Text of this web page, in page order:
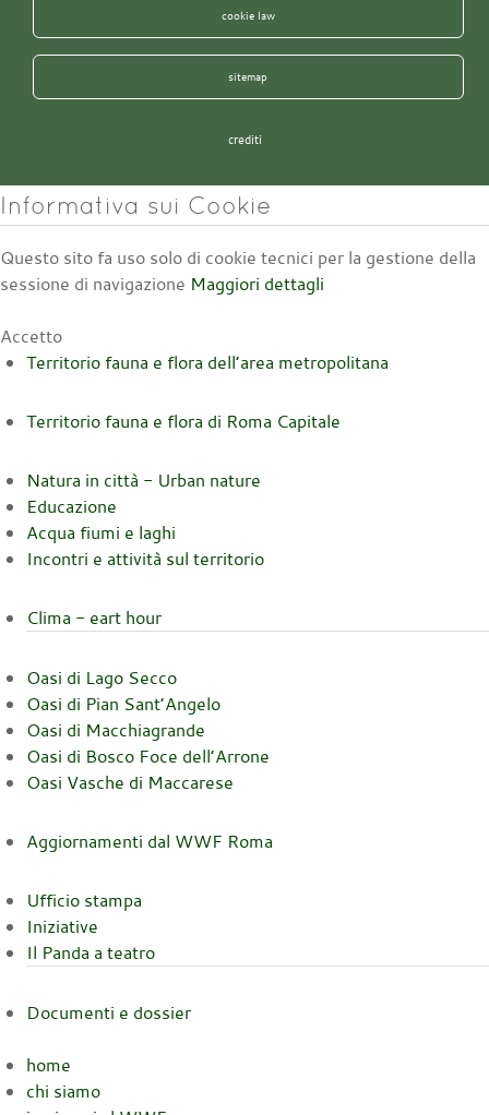
cookie law
sitemap
crediti
Informativa sui Cookie
Questo sito fa uso solo di cookie tecnici per la gestione della
sessione di navigazione Maggiori dettagli
Accetto
Territorio fauna e flora dell’area metropolitana
Territorio fauna e flora di Roma Capitale
Natura in città - Urban nature
Educazione
Acqua fiumi e laghi
Incontri e attività sul territorio
Clima - eart hour
Oasi di Lago Secco
Oasi di Pian Sant’Angelo
Oasi di Macchiagrande
Oasi di Bosco Foce dell’Arrone
Oasi Vasche di Maccarese
Aggiornamenti dal WWF Roma
Ufficio stampa
Iniziative
Il Panda a teatro
Documenti e dossier
home
chi siamo